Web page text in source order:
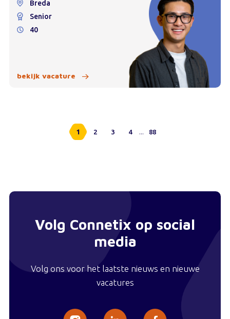
Breda
Senior
40
bekijk vacature
1 2 3 4 ... 88
Volg Connetix op social
media
Volg ons voor het laatste nieuws en nieuwe
vacatures